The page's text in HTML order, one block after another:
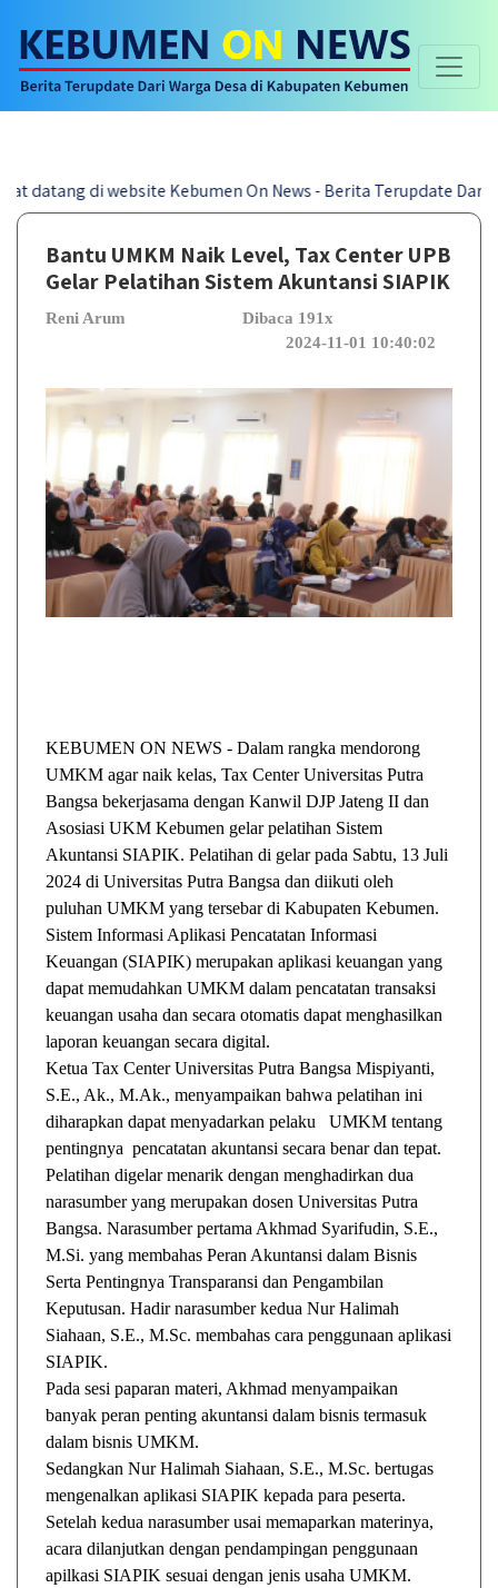
di website Kebumen On News - Berita Terupdate Dari Warga
Bantu UMKM Naik Level, Tax Center UPB
Gelar Pelatihan Sistem Akuntansi SIAPIK
Reni Arum
Dibaca 191x
2024-11-01 10:40:02
KEBUMEN ON NEWS - Dalam rangka mendorong
UMKM agar naik kelas, Tax Center Universitas Putra
Bangsa bekerjasama dengan Kanwil DJP Jateng II dan
Asosiasi UKM Kebumen gelar pelatihan Sistem
Akuntansi SIAPIK. Pelatihan di gelar pada Sabtu, 13 Juli
2024 di Universitas Putra Bangsa dan diikuti oleh
puluhan UMKM yang tersebar di Kabupaten Kebumen.
Sistem Informasi Aplikasi Pencatatan Informasi
Keuangan (SIAPIK) merupakan aplikasi keuangan yang
dapat memudahkan UMKM dalam pencatatan transaksi
keuangan usaha dan secara otomatis dapat menghasilkan
laporan keuangan secara digital.
Ketua Tax Center Universitas Putra Bangsa Mispiyanti,
S.E., Ak., M.Ak., menyampaikan bahwa pelatihan ini
diharapkan dapat menyadarkan pelaku UMKM tentang
pentingnya pencatatan akuntansi secara benar dan tepat.
Pelatihan digelar menarik dengan menghadirkan dua
narasumber yang merupakan dosen Universitas Putra
Bangsa. Narasumber pertama Akhmad Syarifudin, S.E.,
M.Si. yang membahas Peran Akuntansi dalam Bisnis
Serta Pentingnya Transparansi dan Pengambilan
Keputusan. Hadir narasumber kedua Nur Halimah
Siahaan, S.E., M.Sc. membahas cara penggunaan aplikasi
SIAPIK.
Pada sesi paparan materi, Akhmad menyampaikan
banyak peran penting akuntansi dalam bisnis termasuk
dalam bisnis UMKM.
Sedangkan Nur Halimah Siahaan, S.E., M.Sc. bertugas
mengenalkan aplikasi SIAPIK kepada para peserta.
Setelah kedua narasumber usai memaparkan materinya,
acara dilanjutkan dengan pendampingan penggunaan
apilkasi SIAPIK sesuai dengan jenis usaha UMKM.